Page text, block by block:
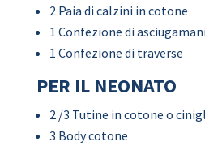
2 Paia di calzini in cotone
1 Confezione di
1 Confezione di traverse
PER IL NEONATO
2 /3 Tutine in cotone o
3 Body cotone